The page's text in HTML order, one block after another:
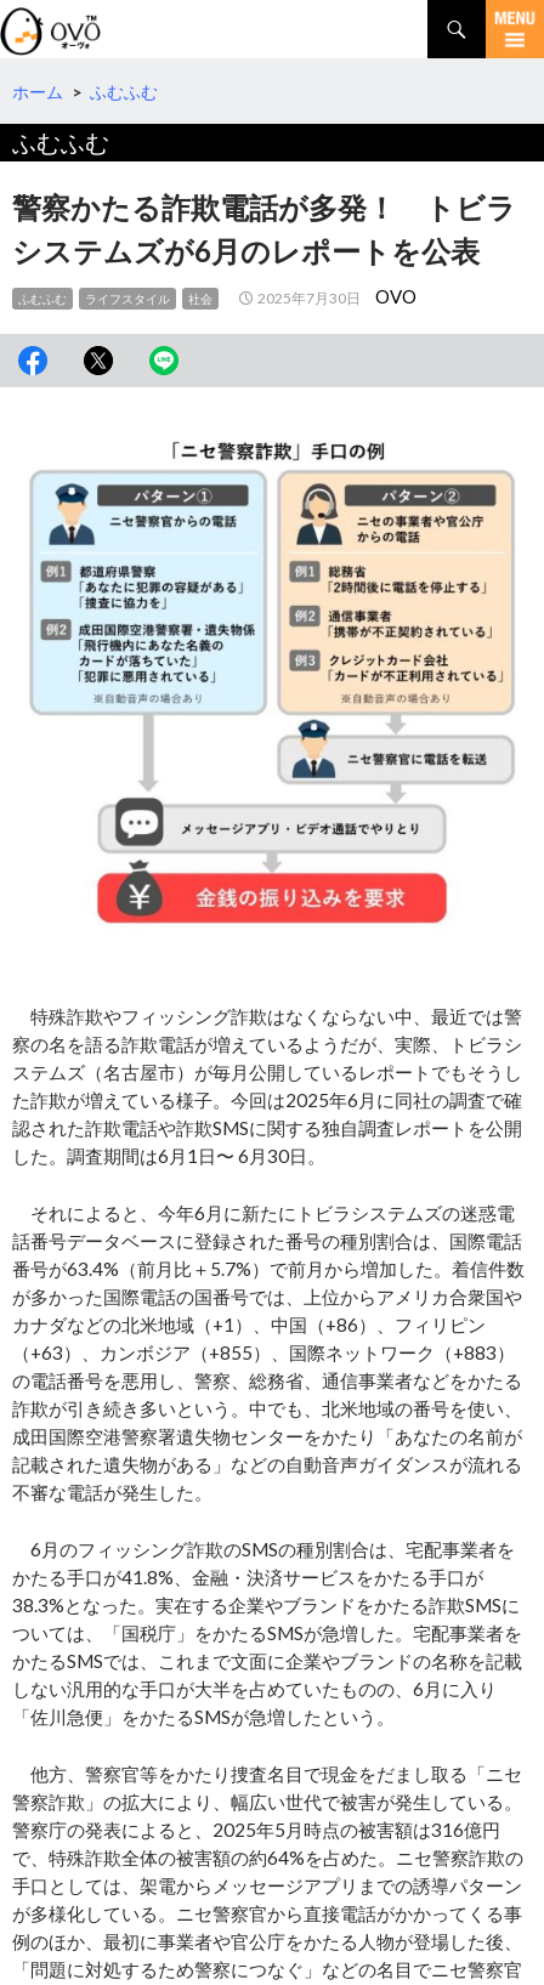
検
索
コ
テ
へ
移
ホーム > ふむふむ
ふむふむ
警察かたる詐欺電話が多発！ トビラ
システムズが6月のレポートを公表
ふむふむ ライフスタイル 社会 2025年7月30日 OVO
特殊詐欺やフィッシング詐欺はなくならない中、最近では警
察の名を語る詐欺電話が増えているようだが、実際、トビラシ
ステムズ（名古屋市）が毎月公開しているレポートでもそうし
た詐欺が増えている様子。今回は2025年6月に同社の調査で確
認された詐欺電話や詐欺SMSに関する独自調査レポートを公開
した。調査期間は6月1日〜 6月30日。
それによると、今年6月に新たにトビラシステムズの迷惑電
話番号データベースに登録された番号の種別割合は、国際電話
番号が63.4%（前月比＋5.7%）で前月から増加した。着信件数
が多かった国際電話の国番号では、上位からアメリカ合衆国や
カナダなどの北米地域（+1）、中国（+86）、フィリピン
（+63）、カンボジア（+855）、国際ネットワーク（+883）
の電話番号を悪用し、警察、総務省、通信事業者などをかたる
詐欺が引き続き多いという。中でも、北米地域の番号を使い、
成田国際空港警察署遺失物センターをかたり「あなたの名前が
記載された遺失物がある」などの自動音声ガイダンスが流れる
不審な電話が発生した。
6月のフィッシング詐欺のSMSの種別割合は、宅配事業者を
かたる手口が41.8%、金融・決済サービスをかたる手口が
38.3%となった。実在する企業やブランドをかたる詐欺SMSに
ついては、「国税庁」をかたるSMSが急増した。宅配事業者を
かたるSMSでは、これまで文面に企業やブランドの名称を記載
しない汎用的な手口が大半を占めていたものの、6月に入り
「佐川急便」をかたるSMSが急増したという。
他方、警察官等をかたり捜査名目で現金をだまし取る「ニセ
警察詐欺」の拡大により、幅広い世代で被害が発生している。
警察庁の発表によると、2025年5月時点の被害額は316億円
で、特殊詐欺全体の被害額の約64%を占めた。ニセ警察詐欺の
手口としては、架電からメッセージアプリまでの誘導パターン
が多様化している。ニセ警察官から直接電話がかかってくる事
例のほか、最初に事業者や官公庁をかたる人物が登場した後、
「問題に対処するため警察につなぐ」などの名目でニセ警察官